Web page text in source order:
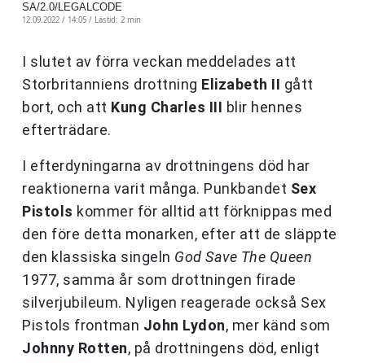
SA/2.0/LEGALCODE
12.09.2022 / 14:05 / Lästid: 2 min
I slutet av förra veckan meddelades att
Storbritanniens drottning Elizabeth II gått
bort, och att Kung Charles III blir hennes
efterträdare.
I efterdyningarna av drottningens död har
reaktionerna varit många. Punkbandet Sex
Pistols kommer för alltid att förknippas med
den före detta monarken, efter att de släppte
den klassiska singeln God Save The Queen
1977, samma år som drottningen firade
silverjubileum. Nyligen reagerade också Sex
Pistols frontman John Lydon, mer känd som
Johnny Rotten, på drottningens död, enligt